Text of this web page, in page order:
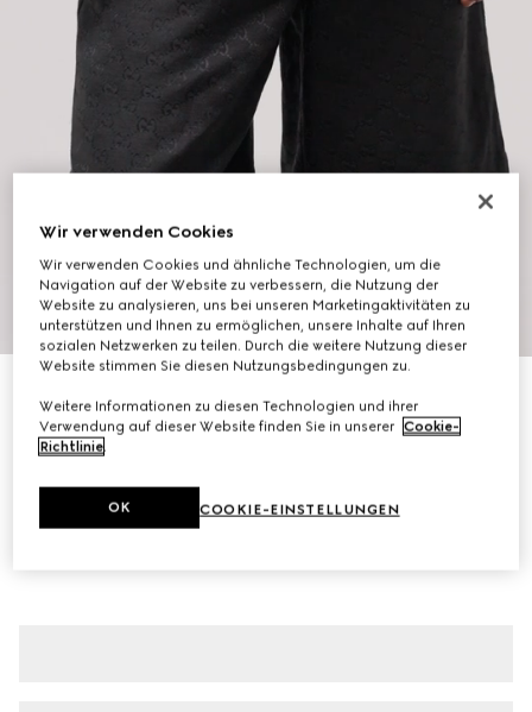
6
€ 880
Variantenschwarz
Wir verwenden Cookies
Wir verwenden Cookies und ähnliche Technologien, um die
Navigation auf der Website zu verbessern, die Nutzung der
Website zu analysieren, uns bei unseren Marketingaktivitäten zu
unterstützen und Ihnen zu ermöglichen, unsere Inhalte auf Ihren
sozialen Netzwerken zu teilen. Durch die weitere Nutzung dieser
Website stimmen Sie diesen Nutzungsbedingungen zu.
Weitere Informationen zu diesen Technologien und ihrer
Verwendung auf dieser Website finden Sie in unserer Cookie-
Richtlinie.
COOKIE-EINSTELLUNGEN
OK